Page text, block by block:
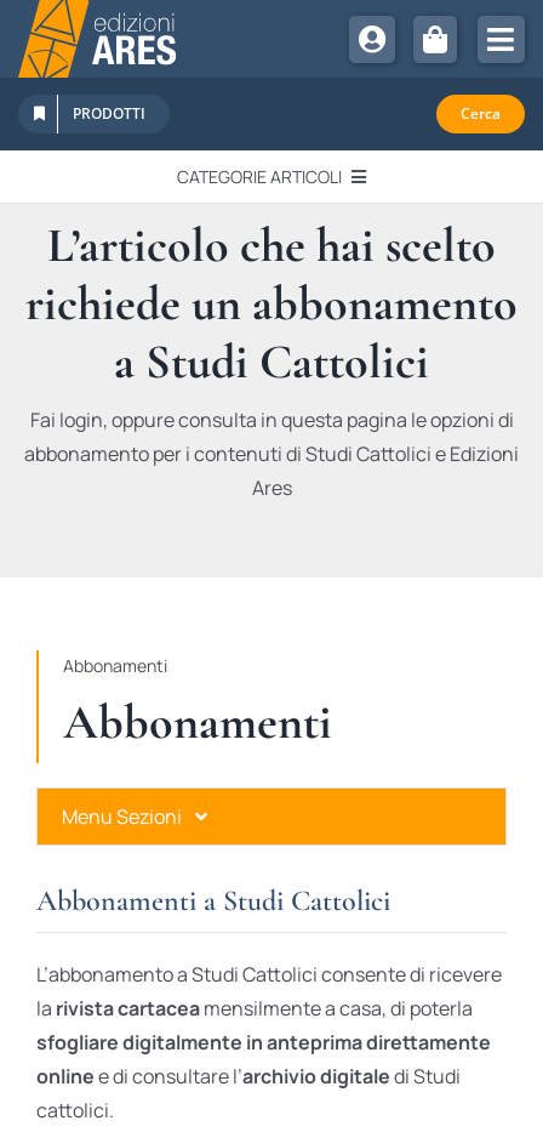
Salta
contenuto
Chi Siamo
Sostienici
Abbonamenti
Promozioni
Newsletter
PRODOTTI Cerca
CATEGORIE ARTICOLI
EDITORIALI
IN QUESTO NUMERO
RECENSIONI
L’articolo che hai scelto
richiede un abbonamento
a Studi Cattolici
Fai login, oppure consulta in questa pagina le opzioni di
abbonamento per i contenuti di Studi Cattolici e Edizioni
Ares
Abbonamenti
Abbonamenti
Menu Sezioni
Ares Gold
Ares Digital
Ares Gift Card
Abbonamenti a Studi Cattolici
L’abbonamento a Studi Cattolici consente di ricevere
la rivista cartaceamensilmente a casa, di poterla
sfogliare digitalmente in anteprima direttamente
onlinee di consultare l’archivio digitaledi Studi
cattolici.